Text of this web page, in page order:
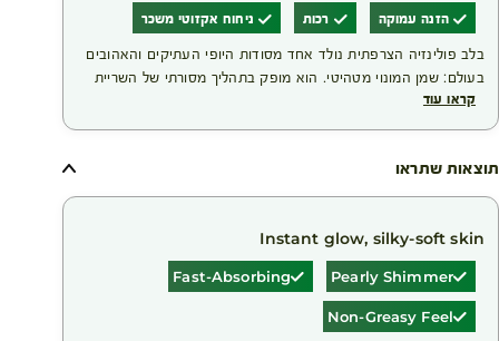
הזנה עמוקה רכות ניחוח אקזוטי משכר
בלב פולינזיה הצרפתית נולד אחד מסודות היופי העתיקים והאהובים
בעולם: שמן המונוי מטהיטי. הוא מופק בתהליך מסורתי של השריית
פרחי טיארה עדינים, הגדלים באופן בלעדי באיי פולינזיה, בתוך שמן
נעימים למגע – לצד ניחוח אקזוטי וחוויית טיפוח שמרגישה כמו רגע
של חופשה באיים.
קראו עוד
תוצאות שתראו
Instant glow, silky-soft skin
Pearly Shimmer
Fast-Absorbing
Non-Greasy Feel